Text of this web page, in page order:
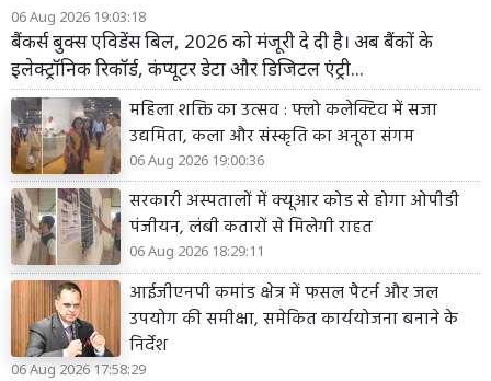
06 Aug 2026 19:03:18
बैंकर्स बुक्स एविडेंस बिल, 2026 को मंजूरी दे दी है। अब बैंकों के
इलेक्ट्रॉनिक रिकॉर्ड, कंप्यूटर डेटा और डिजिटल एंट्री...
महिला शक्ति का उत्सव : फ्लो कलेक्टिव में सजा
उद्यमिता, कला और संस्कृति का अनूठा संगम
06 Aug 2026 19:00:36
सरकारी अस्पतालों में क्यूआर कोड से होगा ओपीडी
पंजीयन, लंबी कतारों से मिलेगी राहत
06 Aug 2026 18:29:11
आईजीएनपी कमांड क्षेत्र में फसल पैटर्न और जल
उपयोग की समीक्षा, समेकित कार्ययोजना बनाने के
निर्देश
06 Aug 2026 17:58:29